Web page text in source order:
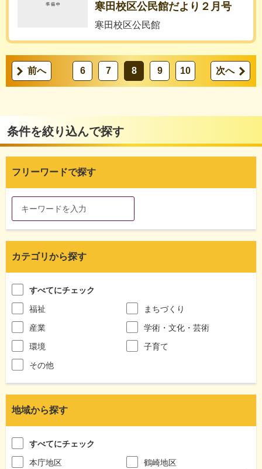
寒田校区公民館だより２月号
寒田校区公民館
前へ 6 7 8 9 10 次へ
条件を絞り込んで探す
フリーワードで探す
カテゴリから探す
すべてにチェック
福祉
まちづくり
産業
学術・文化・芸術
環境
子育て
その他
地域から探す
すべてにチェック
本庁地区
鶴崎地区